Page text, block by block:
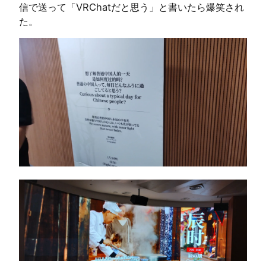
信で送って「VRChatだと思う」と書いたら爆笑され
た。